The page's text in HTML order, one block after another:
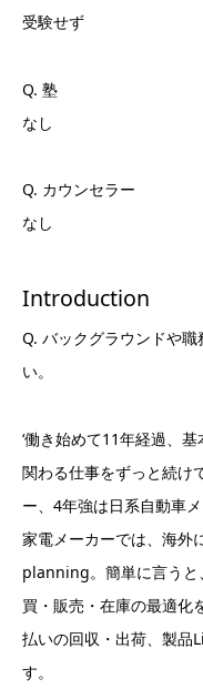
受験せず
Q. 塾
なし
Q. カウンセラー
なし
Introduction
Q. バックグラウンドや
い。
‘働き始めて11年経過、
関わる仕事をずっと続け
ー、4年強は日系自動車メ
家電メーカーでは、海外
planning。簡単に言うと
買・販売・在庫の最適化
払いの回収・出荷、製
す。